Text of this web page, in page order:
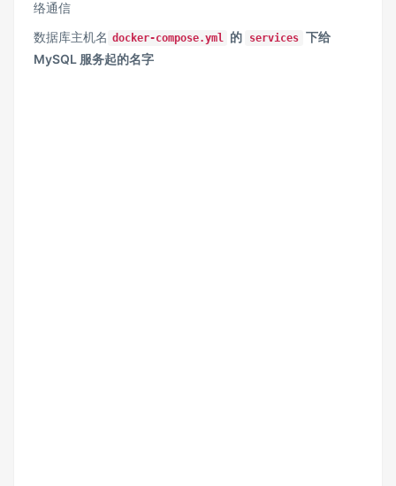
络通信​
数据库主机名 docker-compose.yml 的 services 下给
MySQL 服务起的名字